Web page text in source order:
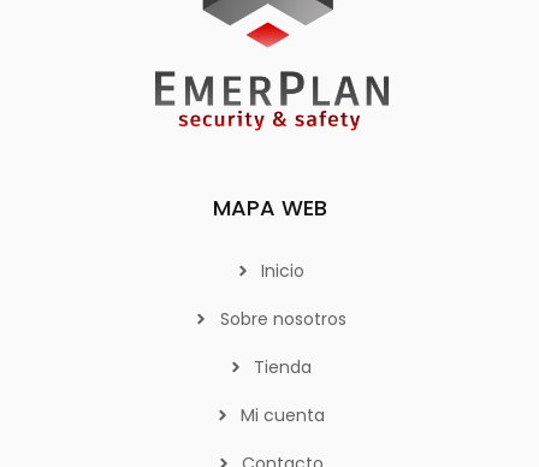
MAPA WEB
Inicio
Sobre nosotros
Tienda
Mi cuenta